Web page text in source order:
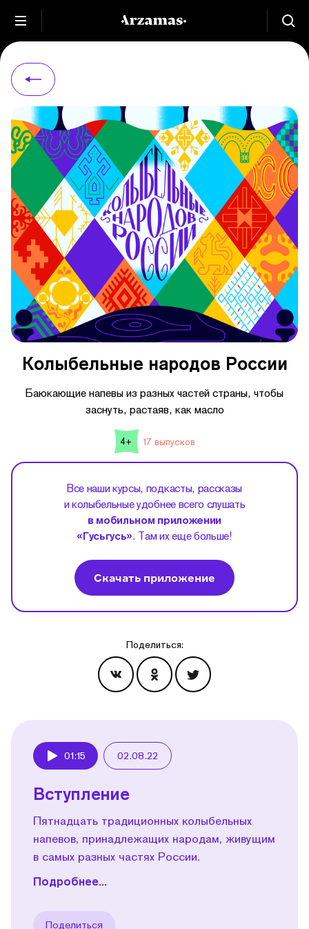
Колыбельные народов России
Баюкающие напевы из разных частей страны, чтобы
заснуть, растаяв, как масло
4+ 17 выпусков
Все наши курсы, подкасты, рассказы
и колыбельные удобнее всего слушать
в мобильном приложении
«Гусьгусь». Там их еще больше!
Скачать приложение
Поделиться:
01:15 02.08.22
Вступление
Пятнадцать традиционных колыбельных
напевов, принадлежащих народам, живущим
в самых разных частях России.
Подробнее...
Поделиться